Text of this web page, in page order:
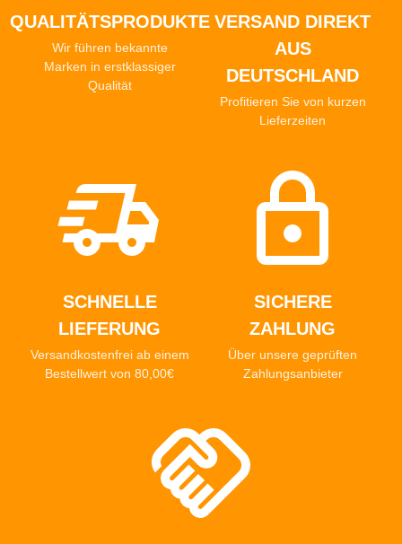
QUALITÄTSPRODUKTE
Wir führen bekannte
Marken in erstklassiger
Qualität
VERSAND DIREKT
AUS
DEUTSCHLAND
Profitieren Sie von kurzen
Lieferzeiten
SCHNELLE
LIEFERUNG
Versandkostenfrei ab einem
Bestellwert von 80,00€
SICHERE
ZAHLUNG
Über unsere geprüften
Zahlungsanbieter